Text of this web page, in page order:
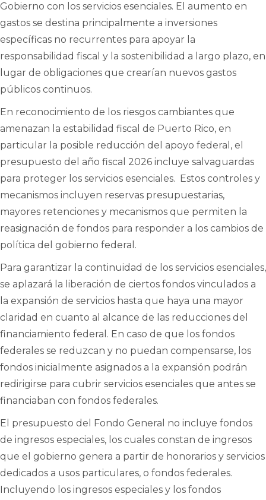
Gobierno con los servicios esenciales. El aumento en
gastos se destina principalmente a inversiones
específicas no recurrentes para apoyar la
responsabilidad fiscal y la sostenibilidad a largo plazo, en
lugar de obligaciones que crearían nuevos gastos
públicos continuos.
En reconocimiento de los riesgos cambiantes que
amenazan la estabilidad fiscal de Puerto Rico, en
particular la posible reducción del apoyo federal, el
presupuesto del año fiscal 2026 incluye salvaguardas
para proteger los servicios esenciales. Estos controles y
mecanismos incluyen reservas presupuestarias,
mayores retenciones y mecanismos que permiten la
reasignación de fondos para responder a los cambios de
política del gobierno federal.
Para garantizar la continuidad de los servicios esenciales,
se aplazará la liberación de ciertos fondos vinculados a
la expansión de servicios hasta que haya una mayor
claridad en cuanto al alcance de las reducciones del
financiamiento federal. En caso de que los fondos
federales se reduzcan y no puedan compensarse, los
fondos inicialmente asignados a la expansión podrán
redirigirse para cubrir servicios esenciales que antes se
financiaban con fondos federales.
El presupuesto del Fondo General no incluye fondos
de ingresos especiales, los cuales constan de ingresos
que el gobierno genera a partir de honorarios y servicios
dedicados a usos particulares, o fondos federales.
Incluyendo los ingresos especiales y los fondos